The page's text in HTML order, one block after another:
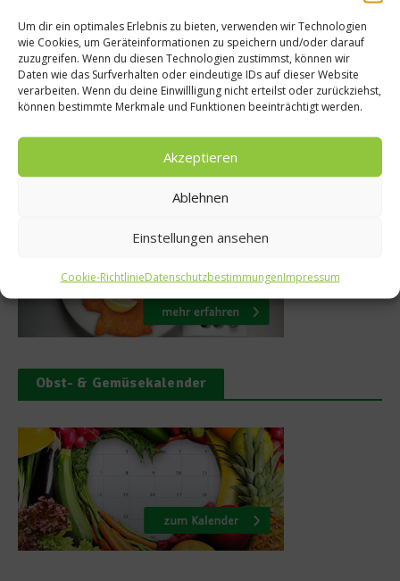
Um dir ein optimales Erlebnis zu bieten, verwenden wir Technologien
wie Cookies, um Geräteinformationen zu speichern und/oder darauf
zuzugreifen. Wenn du diesen Technologien zustimmst, können wir
Daten wie das Surfverhalten oder eindeutige IDs auf dieser Website
verarbeiten. Wenn du deine Einwillligung nicht erteilst oder zurückziehst,
können bestimmte Merkmale und Funktionen beeinträchtigt werden.
Akzeptieren
Ablehnen
Einstellungen ansehen
Cookie-RichtlinieDatenschutzbestimmungenImpressum
2024 26.
Obst- & Gemüsekalender